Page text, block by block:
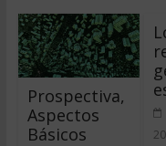
Prospectiva,
Aspectos
Básicos